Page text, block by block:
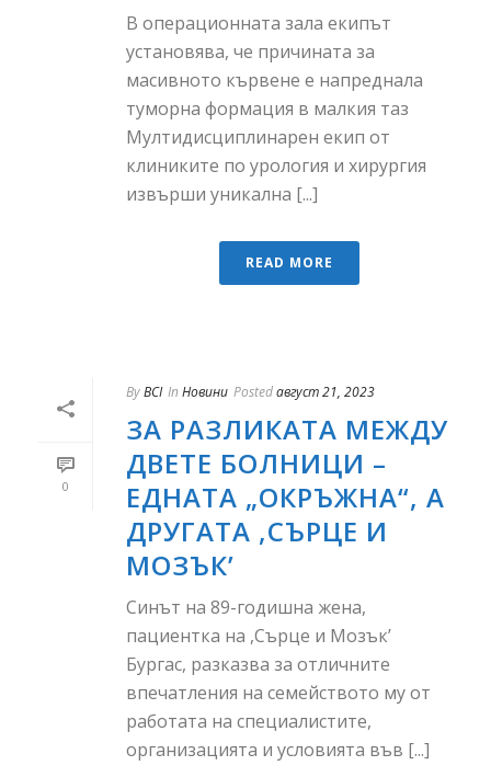
В операционната зала екипът
установява, че причината за
масивното кървене е напреднала
туморна формация в малкия таз
Мултидисциплинарен екип от
клиниките по урология и хирургия
извърши уникална [...]
READ MORE
0
ByBCI In Новини Postedавгуст 21, 2023
ЗА РАЗЛИКАТА МЕЖДУ
ДВЕТЕ БОЛНИЦИ –
ЕДНАТА „ОКРЪЖНА“, А
ДРУГАТА ,СЪРЦЕ И
МОЗЪК’
Синът на 89-годишна жена,
пациентка на ,Сърце и Мозък’
Бургас, разказва за отличните
впечатления на семейството му от
работата на специалистите,
организацията и условията във [...]